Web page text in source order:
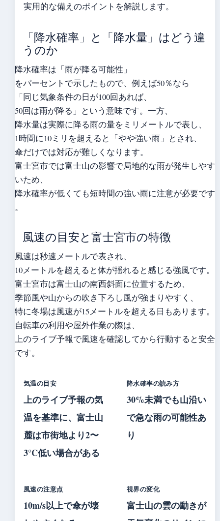
実用的な備えのポイントを解説します。
「降水確率」と「降水量」はどう違
うのか
降水確率は「雨が降る可能性」
をパーセントで示したもので、例えば50％なら
「同じ気象条件の日が100回あれば、
50回は雨が降る」という意味です。一方、
降水量は実際に降る雨の量をミリメートルで表し、
1時間に10ミリを超えると「やや強い雨」とされ、
傘だけでは対応が難しくなります。
富士宮市では富士山の影響で局地的な雨が発生しやす
いため、
降水確率が低くても短時間の強い雨に注意が必要です
。
風速の目安と富士宮市の特徴
風速は秒速メートルで表され、
10メートルを超えると体が揺れると感じる強風です。
富士宮市は富士山の南西斜面に位置するため、
季節風や山からの吹き下ろし風が強まりやすく、
特に冬場は風速が15メートルを超える日もあります。
自転車の利用や屋外作業の際は、
上のライブ予報で風速を確認してから行動すると安全
です。
気温の目安
上のライブ予報の気
温を基準に、富士山
麓は市街地より2〜
3°C低い場合がある
降水確率の読み方
30%未満でも山沿い
で急な雨の可能性あ
り
風速の注意点
10m/s以上で傘が壊
視界の変化
富士山の雲の動きが